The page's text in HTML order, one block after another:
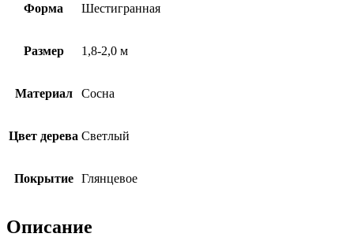
Форма Шестигранная
Размер 1,8-2,0 м
Материал Сосна
Цвет дерева Светлый
Покрытие Глянцевое
Описание